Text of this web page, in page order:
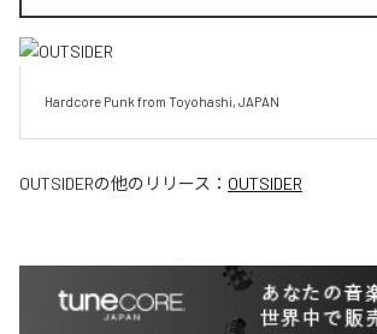
Hardcore Punk from Toyohashi, JAPAN
OUTSIDERの他のリリース： OUTSIDER